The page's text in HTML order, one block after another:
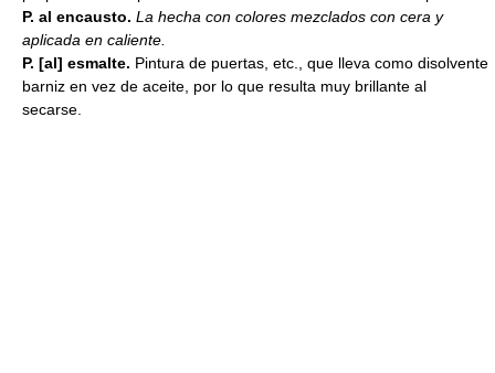
P. al encausto. La hecha con colores mezclados con cera y
aplicada en caliente.
P. [al] esmalte. Pintura de puertas, etc., que lleva como disolvente
barniz en vez de aceite, por lo que resulta muy brillante al
secarse.